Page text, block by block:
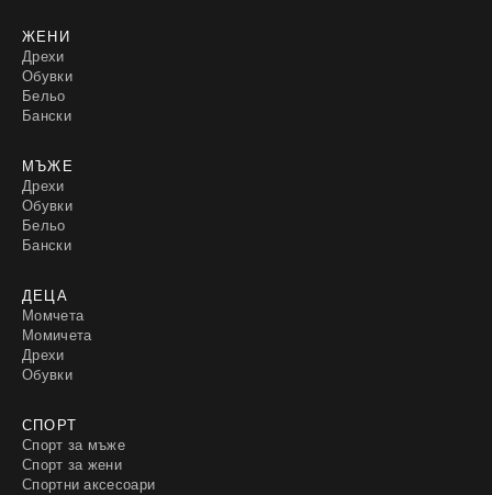
ЖЕНИ
Дрехи
Обувки
Бельо
Бански
МЪЖЕ
Дрехи
Обувки
Бельо
Бански
ДЕЦА
Момчета
Момичета
Дрехи
Обувки
СПОРТ
Спорт за мъже
Спорт за жени
Спортни аксесоари